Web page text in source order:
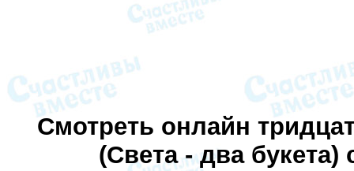
Смотреть онлайн
(Света - два